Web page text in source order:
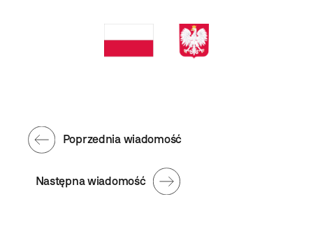
Następna wiadomość
Poprzednia wiadomość